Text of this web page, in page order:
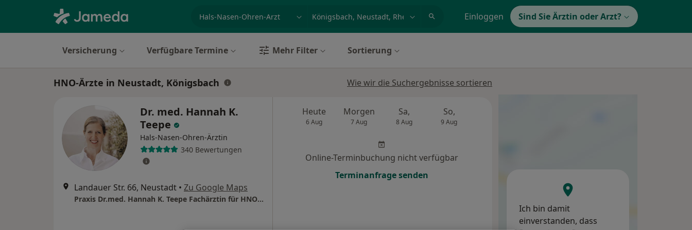
Einloggen Sind Sie Ärztin oder Arzt?
Versicherung Verfügbare Termine Mehr Filter Sortierung
HNO-Ärzte in Neustadt, Königsbach Wie wir die Suchergebnisse sortieren
Dr. med. Hannah K.
Teepe
Hals-Nasen-Ohren-Ärztin
340 Bewertungen
Landauer Str. 66, Neustadt • Zu Google Maps
Praxis Dr.med. Hannah K. Teepe Fachärztin für HNO-Heilkunde
Heute
6 Aug
Morgen
7 Aug
Sa,
8 Aug
So,
9 Aug
Online-Terminbuchung nicht verfügbar
Terminanfrage senden
Ich bin damit
einverstanden, dass